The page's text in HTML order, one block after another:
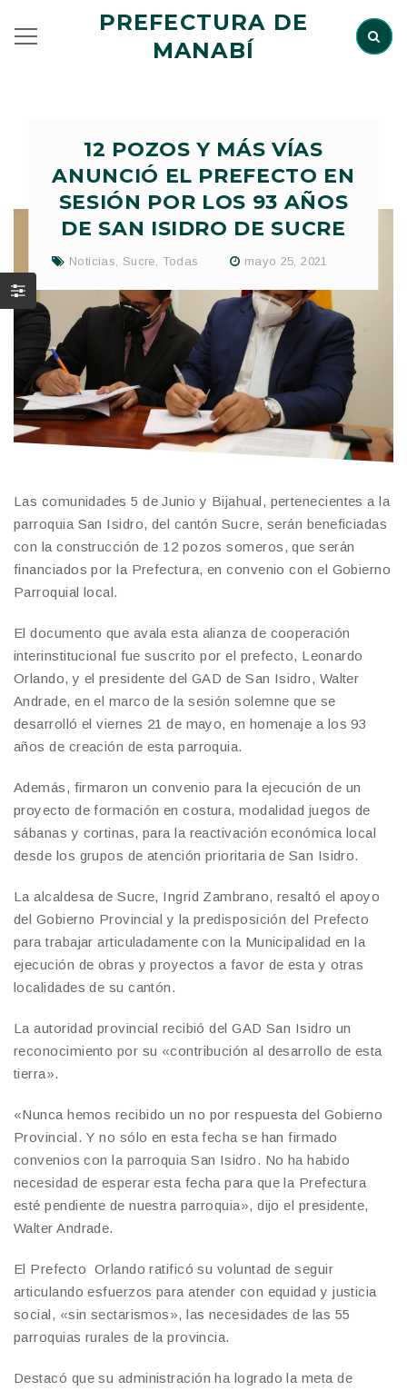
PREFECTURA DE
MANABÍ
12 POZOS Y MÁS VÍAS
ANUNCIÓ EL PREFECTO EN
SESIÓN POR LOS 93 AÑOS
DE SAN ISIDRO DE SUCRE
Noticias Sucre Todas mayo 25, 2021
Las comunidades 5 de Junio y Bijahual, pertenecientes a la
parroquia San Isidro, del cantón Sucre, serán beneficiadas
con la construcción de 12 pozos someros, que serán
financiados por la Prefectura, en convenio con el Gobierno
Parroquial local.
El documento que avala esta alianza de cooperación
interinstitucional fue suscrito por el prefecto, Leonardo
Orlando, y el presidente del GAD de San Isidro, Walter
Andrade, en el marco de la sesión solemne que se
desarrolló el viernes 21 de mayo, en homenaje a los 93
años de creación de esta parroquia.
Además, firmaron un convenio para la ejecución de un
proyecto de formación en costura, modalidad juegos de
sábanas y cortinas, para la reactivación económica local
desde los grupos de atención prioritaria de San Isidro.
La alcaldesa de Sucre, Ingrid Zambrano, resaltó el apoyo
del Gobierno Provincial y la predisposición del Prefecto
para trabajar articuladamente con la Municipalidad en la
ejecución de obras y proyectos a favor de esta y otras
localidades de su cantón.
La autoridad provincial recibió del GAD San Isidro un
reconocimiento por su «contribución al desarrollo de esta
tierra».
«Nunca hemos recibido un no por respuesta del Gobierno
Provincial. Y no sólo en esta fecha se han firmado
convenios con la parroquia San Isidro. No ha habido
necesidad de esperar esta fecha para que la Prefectura
esté pendiente de nuestra parroquia», dijo el presidente,
Walter Andrade.
El Prefecto Orlando ratificó su voluntad de seguir
articulando esfuerzos para atender con equidad y justicia
social, «sin sectarismos», las necesidades de las 55
parroquias rurales de la provincia.
Destacó que su administración ha logrado la meta de